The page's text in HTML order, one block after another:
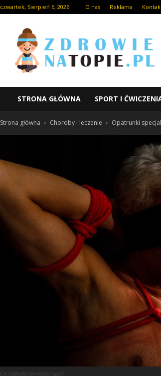
czwartek, Sierpień 6, 2026 O nas Reklama
STRONA GŁÓWNA SPORT I
Strona główna Choroby i leczenie Opatrunki
Co najlepiej wyciąga ropę?